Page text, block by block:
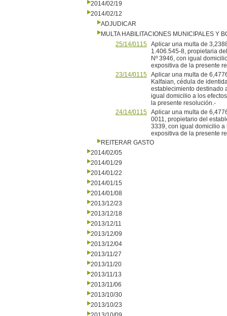
2014/02/19
2014/02/12
ADJUDICAR
MULTA HABILITACIONES MUNICIPALES Y
25/14/0115 Aplicar una multa de
1.406.545-8, propietaria
Nº 3946, con igual
expositiva de la presente
23/14/0115 Aplicar una multa de
Kalfaian, cédula de
establecimiento destinado
igual domicilio a los
la presente resolución.-
24/14/0115 Aplicar una multa de
0011, propietario del
3339, con igual domicilio
expositiva de la presente
REITERAR GASTO
2014/02/05
2014/01/29
2014/01/22
2014/01/15
2014/01/08
2013/12/23
2013/12/18
2013/12/11
2013/12/09
2013/12/04
2013/11/27
2013/11/20
2013/11/13
2013/11/06
2013/10/30
2013/10/23